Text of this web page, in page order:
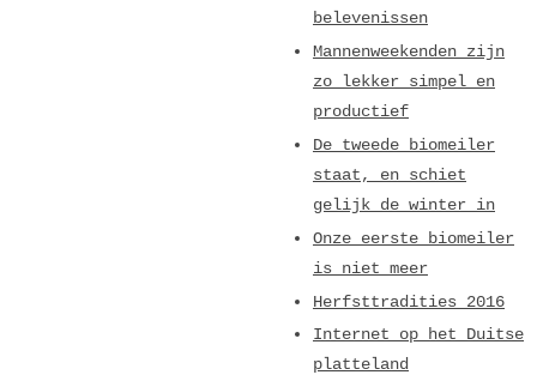
belevenissen
Mannenweekenden zijn
zo lekker simpel en
productief
De tweede biomeiler
staat, en schiet
gelijk de winter in
Onze eerste biomeiler
is niet meer
Herfsttradities 2016
Internet op het Duitse
platteland